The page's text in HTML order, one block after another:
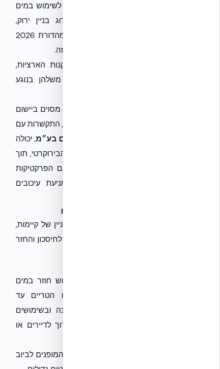
מתייחס לשימוש במים
אפורים כחלק ממערך הקריטריונים לדירוג בניין ירוק,
ומעודד פתרונות חיסכון והתייעלות במים. מהדורת 2026
צפויה להציב דרישות מחמירות יותר בתחום זה.
בנוסף לתקנות הארציות,
רשויות מקומיות רבות מפתחות מדיניות משלהן בנוגע
אחד האתגרים המרכזיים הוא חוסר אחידות מסוים ביישום
ובהבנה של התקנות בין הרשויות השונות. לכן, התקשרות עם
אקובילד סיסטם בע״מ, יכולה
לקצר תהליכים ולסייע בניווט מוצלח במבוך הבירוקרטי, תוך
הבטחת עמידה מלאה בדרישות. היכרות עם הפרקטיקות
המיטביות והרגולציה העדכנית חיונית למניעת עיכובים
ההשקעה במערכות מים אפורים אינה רק עניין של קיימות,
אלא גם החלטה עסקית נבונה עם פוטנציאל לחיסכון והחזר
שימוש חוזר במים
אפורים יכול להפחית את צריכת המים הטריים עד
כ-30%-50% ואף יותר, תלוי בסוג המבנה ובשימושים
המוגדרים. זהו חיסכון משמעותי לטווח ארוך לדיירים או
הפחתת כמות המים המופנים לביוב